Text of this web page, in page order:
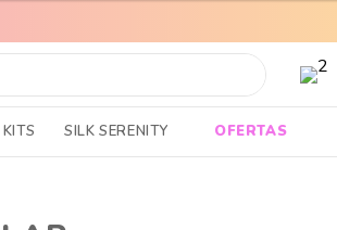
KITS SILK SERENITY OFERTAS